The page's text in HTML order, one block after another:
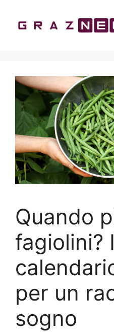
contenuto
Quando
fagiolini?
per un
sogno